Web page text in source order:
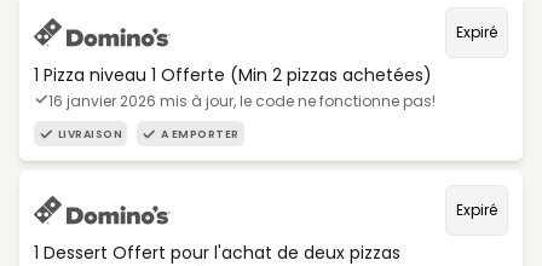
Expiré
1 Pizza niveau 1 Offerte (Min 2 pizzas achetées)
16 janvier 2026 mis à jour, le code ne fonctionne pas!
LIVRAISON A EMPORTER
Expiré
1 Dessert Offert pour l'achat de deux pizzas